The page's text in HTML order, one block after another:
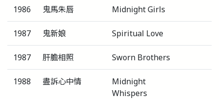
1986 鬼馬朱唇 Midnight Girls
1987 鬼新娘 Spiritual Love
1987 肝膽相照 Sworn Brothers
1988 盡訴心中情
Midnight
Whispers